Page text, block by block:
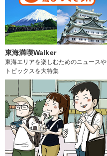
東海満喫Walker
東海エリアを楽しむためのニュースや
トピックスを大特集